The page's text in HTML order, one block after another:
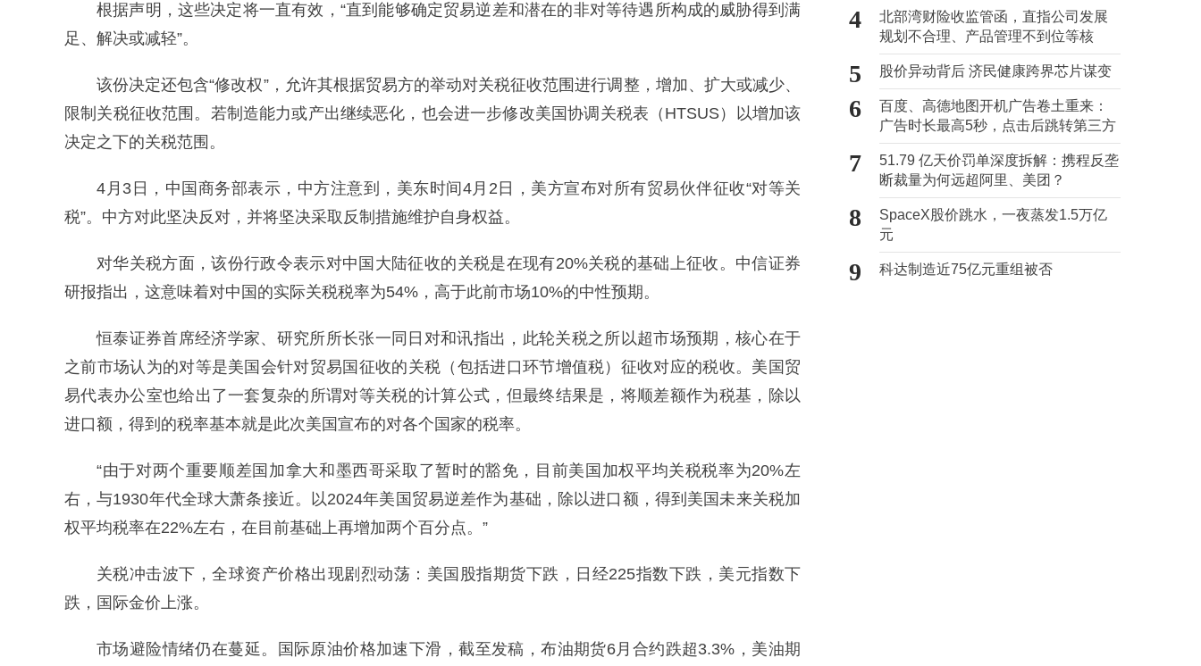
根据声明，这些决定将一直有效，“直到能够确定贸易逆差和潜在的非对等待遇所构成的威胁得到满
足、解决或减轻”。
该份决定还包含“修改权”，允许其根据贸易方的举动对关税征收范围进行调整，增加、扩大或减少、
限制关税征收范围。若制造能力或产出继续恶化，也会进一步修改美国协调关税表（HTSUS）以增加该
决定之下的关税范围。
4月3日，中国商务部表示，中方注意到，美东时间4月2日，美方宣布对所有贸易伙伴征收“对等关
税”。中方对此坚决反对，并将坚决采取反制措施维护自身权益。
对华关税方面，该份行政令表示对中国大陆征收的关税是在现有20%关税的基础上征收。中信证券
研报指出，这意味着对中国的实际关税税率为54%，高于此前市场10%的中性预期。
恒泰证券首席经济学家、研究所所长张一同日对和讯指出，此轮关税之所以超市场预期，核心在于
之前市场认为的对等是美国会针对贸易国征收的关税（包括进口环节增值税）征收对应的税收。美国贸
易代表办公室也给出了一套复杂的所谓对等关税的计算公式，但最终结果是，将顺差额作为税基，除以
进口额，得到的税率基本就是此次美国宣布的对各个国家的税率。
“由于对两个重要顺差国加拿大和墨西哥采取了暂时的豁免，目前美国加权平均关税税率为20%左
右，与1930年代全球大萧条接近。以2024年美国贸易逆差作为基础，除以进口额，得到美国未来关税加
权平均税率在22%左右，在目前基础上再增加两个百分点。”
关税冲击波下，全球资产价格出现剧烈动荡：美国股指期货下跌，日经225指数下跌，美元指数下
跌，国际金价上涨。
市场避险情绪仍在蔓延。国际原油价格加速下滑，截至发稿，布油期货6月合约跌超3.3%，美油期
4
北部湾财险收监管函，直指公司发展
规划不合理、产品管理不到位等核
心“痛点”
5 股价异动背后 济民健康跨界芯片谋变
6
百度、高德地图开机广告卷土重来：
广告时长最高5秒，点击后跳转第三方
7
51.79 亿天价罚单深度拆解：携程反垄
断裁量为何远超阿里、美团？
8
SpaceX股价跳水，一夜蒸发1.5万亿
元
9 科达制造近75亿元重组被否